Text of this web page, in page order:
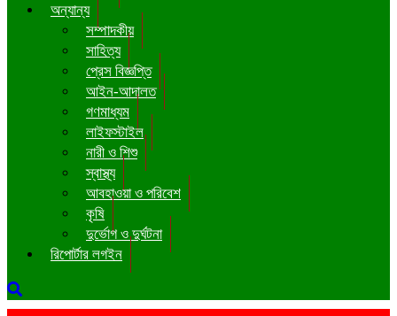
অন্যান্য
সম্পাদকীয়
সাহিত্য
প্রেস বিজ্ঞপ্তি
আইন-আদালত
গণমাধ্যম
লাইফস্টাইল
নারী ও শিশু
স্বাস্থ্য
আবহাওয়া ও পরিবেশ
কৃষি
দুর্ভোগ ও দুর্ঘটনা
রিপোর্টার লগইন